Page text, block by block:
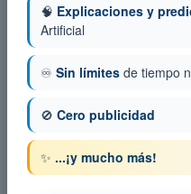
🧠 Explicaciones y
Artificial
♾️ Sin límites de tiempo
🚫 Cero publicidad
✨ ...¡y mucho más!